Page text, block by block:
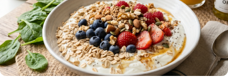
olmadığını belirtiyor. Bu ürünlerin fazla
tüketimi kilo artışı, metabolik sorunlar ve
uzun vadede ciddi sağlık riskleri
oluşturabiliyor.